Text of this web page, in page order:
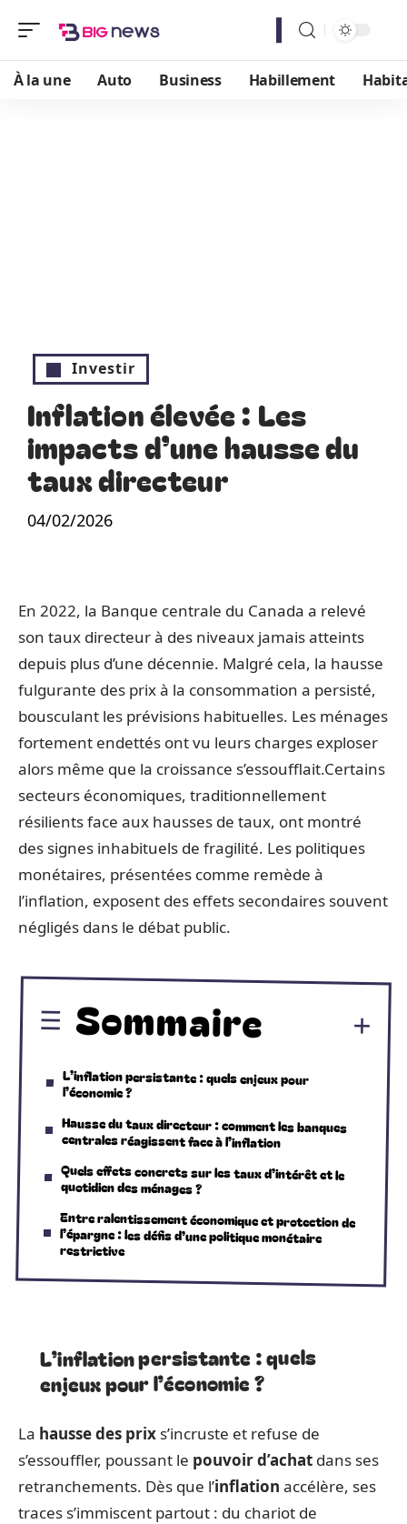
À la une Auto Business Habillement
Investir
Inflation élevée : Les
impacts d’une hausse du
taux directeur
04/02/2026
En 2022, la Banque centrale du Canada a relevé
son taux directeur à des niveaux jamais atteints
depuis plus d’une décennie. Malgré cela, la hausse
fulgurante des prix à la consommation a persisté,
bousculant les prévisions habituelles. Les ménages
fortement endettés ont vu leurs charges exploser
alors même que la croissance s’essoufflait.Certains
secteurs économiques, traditionnellement
résilients face aux hausses de taux, ont montré
des signes inhabituels de fragilité. Les politiques
monétaires, présentées comme remède à
l’inflation, exposent des effets secondaires souvent
négligés dans le débat public.
Sommaire
L’inflation persistante : quels enjeux pour
l’économie ?
Hausse du taux directeur : comment les banques
centrales réagissent face à l’inflation
Quels effets concrets sur les taux d’intérêt et le
quotidien des ménages ?
Entre ralentissement économique et protection de
l’épargne : les défis d’une politique monétaire
restrictive
L’inflation persistante : quels
enjeux pour l’économie ?
La hausse des prix s’incruste et refuse de
s’essouffler, poussant le pouvoir d’achat dans ses
retranchements. Dès que l’inflation accélère, ses
traces s’immiscent partout : du chariot de